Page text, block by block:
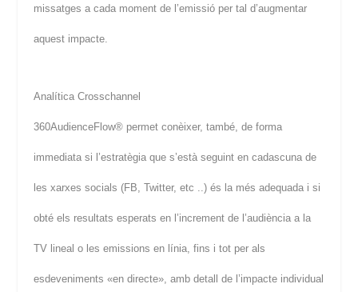
missatges a cada moment de l’emissió per tal d’augmentar
aquest impacte.
Analítica Crosschannel
360AudienceFlow® permet conèixer, també, de forma
immediata si l’estratègia que s’està seguint en cadascuna de
les xarxes socials (FB, Twitter, etc ..) és la més adequada i si
obté els resultats esperats en l’increment de l’audiència a la
TV lineal o les emissions en línia, fins i tot per als
esdeveniments «en directe», amb detall de l’impacte individual